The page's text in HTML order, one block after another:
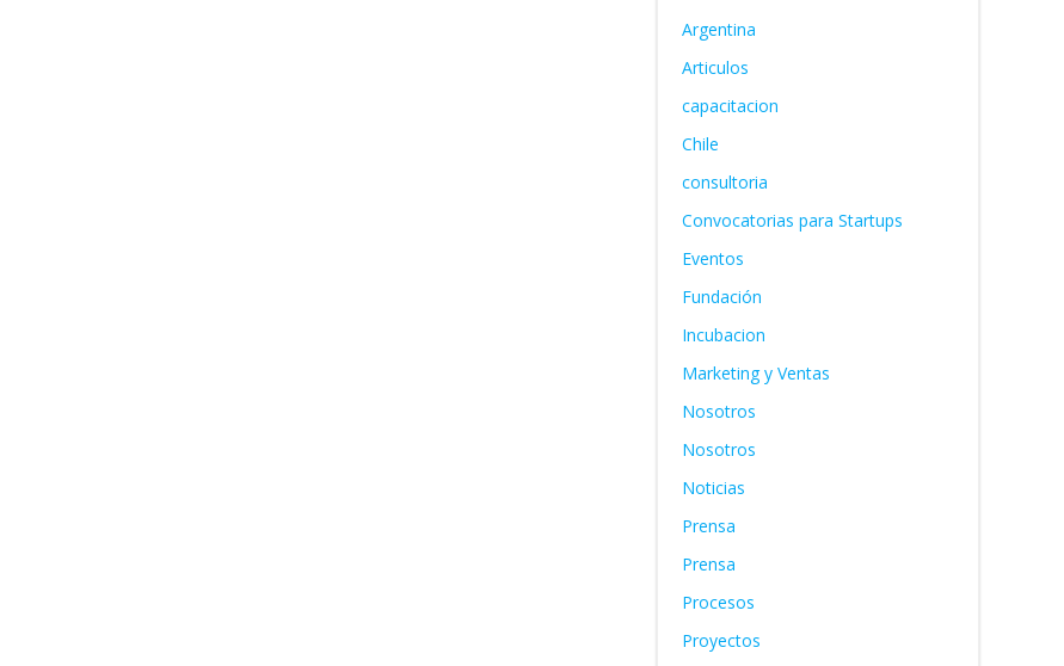
Argentina
Articulos
capacitacion
Chile
consultoria
Convocatorias para Startups
Eventos
Fundación
Incubacion
Marketing y Ventas
Nosotros
Nosotros
Noticias
Prensa
Prensa
Procesos
Proyectos